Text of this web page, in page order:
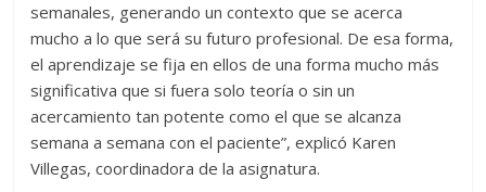
semanales, generando un contexto que se acerca
mucho a lo que será su futuro profesional. De esa forma,
el aprendizaje se fija en ellos de una forma mucho más
significativa que si fuera solo teoría o sin un
acercamiento tan potente como el que se alcanza
semana a semana con el paciente”, explicó Karen
Villegas, coordinadora de la asignatura.